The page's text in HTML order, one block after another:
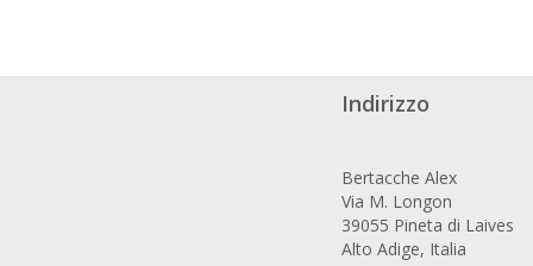
Indirizzo
Bertacche Alex
Via M. Longon
39055 Pineta di Laives
Alto Adige, Italia